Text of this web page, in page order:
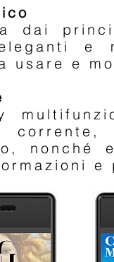
dai
e
usare e
e